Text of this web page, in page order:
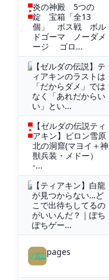
炎の神殿 5つの
錠 宝箱「全13
個」 ボス戦 ボル
ドゴーマ ノーダメ
ージ ゴロ...
【ゼルダの伝説】テ
ィアキンのラストは
「だからダメ」では
なく「あれだからい
い」とい...
【ゼルダの伝説ティ
アキン】ビロン雪原
北の洞窟(マヨイ＋神
獣兵装・メドー）
-...
【ティアキン】白龍
が見つからない…ど
こで出待ちしてるの
がいいんだ？｜ぽち
ぽちゲー...
pages